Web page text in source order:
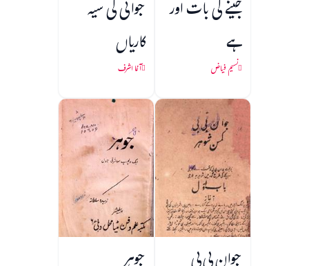
جینے کی بات اور
ہے
نسیم فیاض
جوانی کی سیہ
کاریاں
آغا اشرف